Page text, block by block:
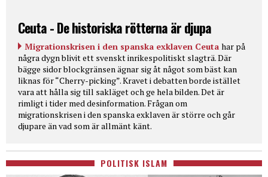
Ceuta - De historiska rötterna är djupa
Migrationskrisen i den spanska exklaven Ceuta har på
några dygn blivit ett svenskt inrikespolitiskt slagträ. Där
bägge sidor blockgränsen ägnar sig åt något som bäst kan
liknas för “Cherry-picking”. Kravet i debatten borde istället
vara att hålla sig till sakläget och ge hela bilden. Det är
rimligt i tider med desinformation. Frågan om
migrationskrisen i den spanska exklaven är större och går
djupare än vad som är allmänt känt.
POLITISK ISLAM